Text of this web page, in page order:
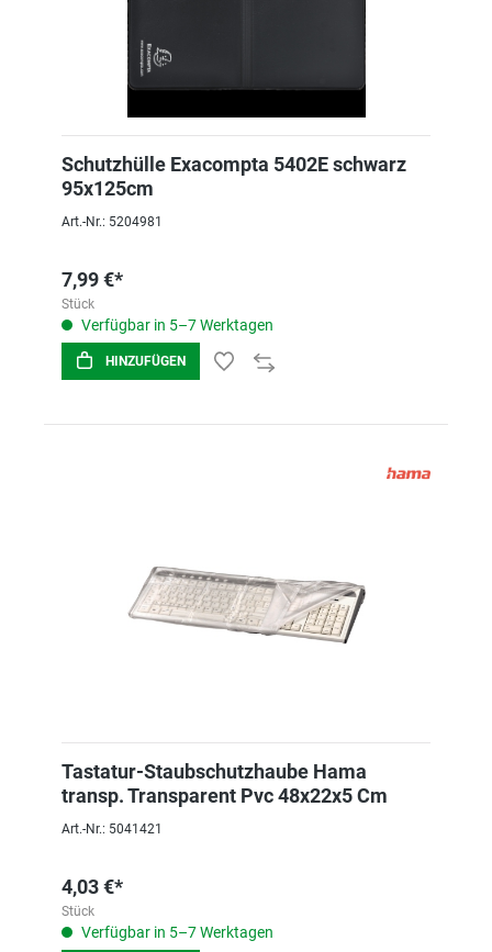
Schutzhülle Exacompta 5402E schwarz
95x125cm
Art.-Nr.: 5204981
7,99 €*
Stück
Verfügbar in 5–7 Werktagen
HINZUFÜGEN
Tastatur-Staubschutzhaube Hama
transp. Transparent Pvc 48x22x5 Cm
Art.-Nr.: 5041421
4,03 €*
Stück
Verfügbar in 5–7 Werktagen